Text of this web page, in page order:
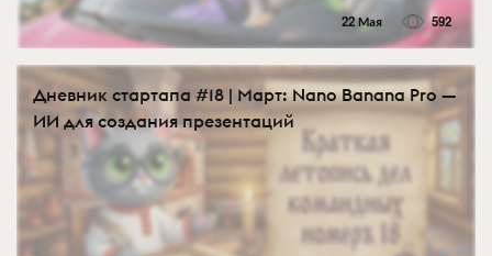
22 Мая 592
Дневник стартапа #18 | Март: Nano Banana Pro —
ИИ для создания презентаций